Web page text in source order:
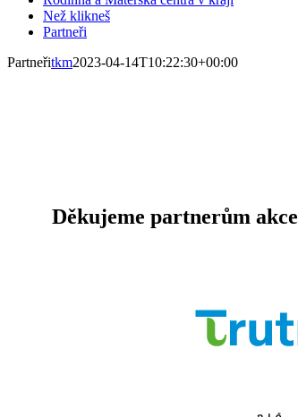
Než klikneš
Partneři
Partneřitkm2023-04-14T10:22:30+00:00
Děkujeme partnerům akce